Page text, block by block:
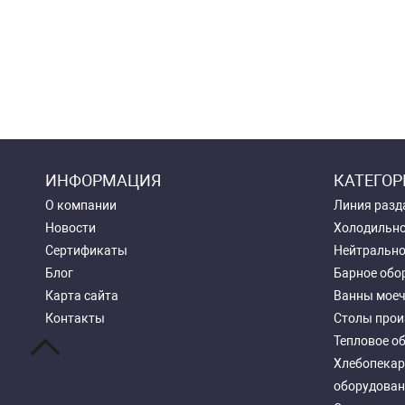
ИНФОРМАЦИЯ
О компании
Новости
Сертификаты
Блог
Карта сайта
Контакты
Линия
Барное
Ванны
Столы
Тепловое